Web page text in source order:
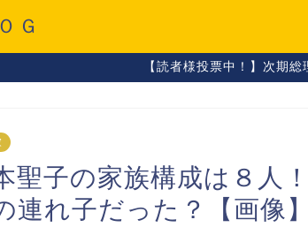
Ｇ
【読者様投票中！】次期
聖子の家族構成は８人
連れ子だった？【画像】